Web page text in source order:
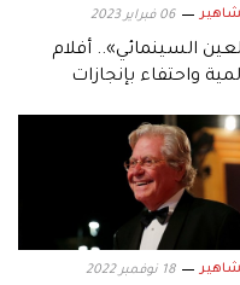
06 فبراير 2023
السينمائي».. أفلام
واحتفاء بإنجازات
18 نوفمبر 2022